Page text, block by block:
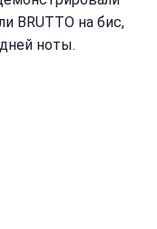
BRUTTO на бис,
ноты.